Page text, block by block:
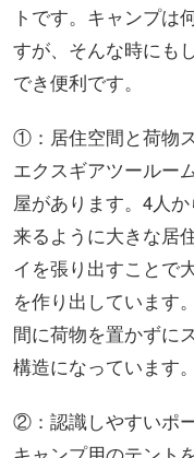
トです。キャンプは
すが、そんな時にも
でき便利です。
①：居住空間と荷物
エクスギアツールー
屋があります。4人
来るように大きな居
イを張り出すことで
を作り出しています
間に荷物を置かずに
構造になっています。
②：認識しやすいポ